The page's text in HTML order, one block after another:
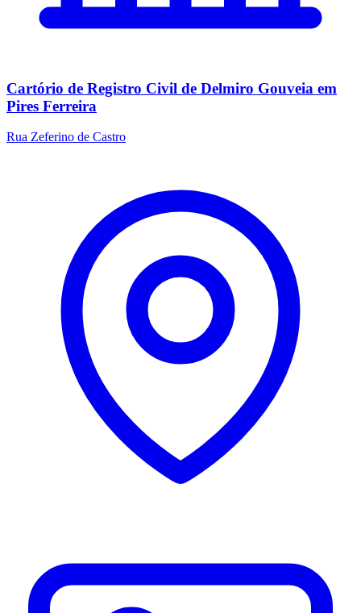
Cartório de Registro Civil de Delmiro Gouveia em
Pires Ferreira
Rua Zeferino de Castro